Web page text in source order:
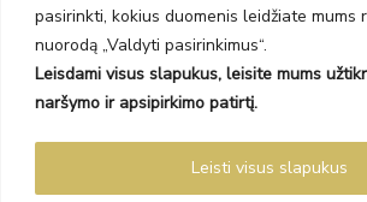
pasirinkti, kokius duomenis leidžiate mums
nuorodą „Valdyti pasirinkimus“.
Leisdami visus slapukus, leisite mums
naršymo ir apsipirkimo patirtį.
Leisti visus slapukus
SIŲSTI